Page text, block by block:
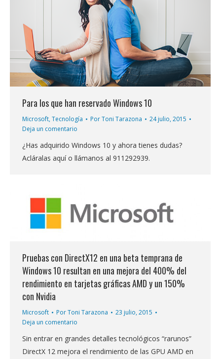
Para los que han reservado Windows 10
Microsoft,Tecnología PorToni Tarazona
24 julio, 2015
Deja un comentario
¿Has adquirido Windows 10 y ahora tienes dudas?
Acláralas aquí o llámanos al 911292939.
Pruebas con DirectX12 en una beta temprana de
Windows 10 resultan en una mejora del 400% del
rendimiento en tarjetas gráficas AMD y un 150%
con Nvidia
Microsoft PorToni Tarazona
23 julio, 2015
Deja un comentario
Sin entrar en grandes detalles tecnológicos “rarunos”
DirectX 12 mejora el rendimiento de las GPU AMD en